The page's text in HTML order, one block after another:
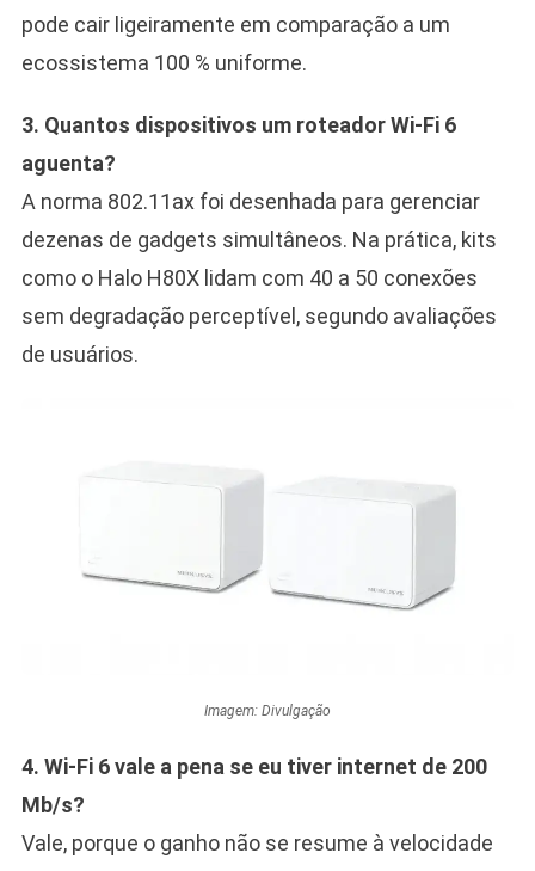
pode cair ligeiramente em comparação a um
ecossistema 100 % uniforme.
3. Quantos dispositivos um roteador Wi-Fi 6
aguenta?
A norma 802.11ax foi desenhada para gerenciar
dezenas de gadgets simultâneos. Na prática, kits
como o Halo H80X lidam com 40 a 50 conexões
sem degradação perceptível, segundo avaliações
de usuários.
Imagem: Divulgação
4. Wi-Fi 6 vale a pena se eu tiver internet de 200
Mb/s?
Vale, porque o ganho não se resume à velocidade